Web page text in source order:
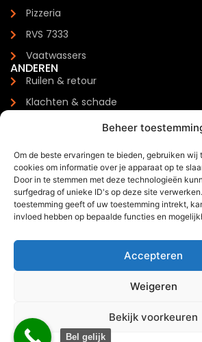
Beheer
Om de beste ervaringen te bieden, gebruiken
cookies om informatie over je apparaat op te
Door in te stemmen met deze technologieën
surfgedrag of unieke ID's op deze site
toestemming geeft of uw toestemming intrekt,
invloed hebben op bepaalde functies en
Accepteren
Weigeren
Bekijk voorkeuren
Pizzeria
RVS 7333
Vaatwassers
ANDEREN
Ruilen & retour
Klachten & schade
Meest gestelde vragen
CONTACTGEGEVENS
Zilverenberg 34, 5234 GM 's-
+31 085 - 06 00 126
2024 © Trendchef B.V. - Alle rechten
Bel gelijk